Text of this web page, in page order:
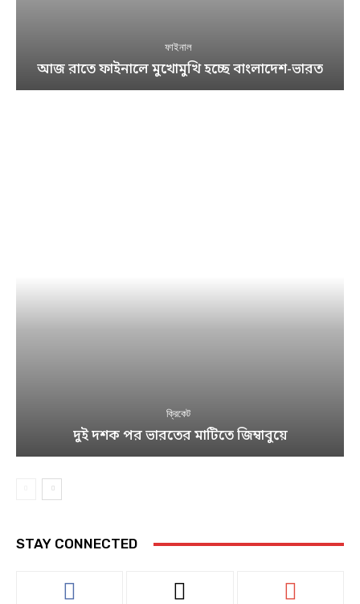
ফাইনাল
আজ রাতে ফাইনালে মুখোমুখি হচ্ছে বাংলাদেশ-ভারত
ক্রিকেট
দুই দশক পর ভারতের মাটিতে জিম্বাবুয়ে
STAY CONNECTED